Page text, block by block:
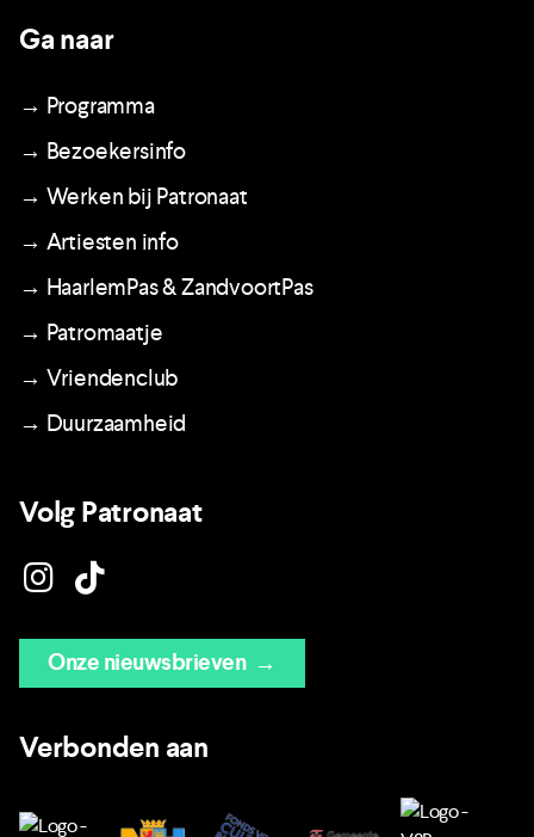
Ga naar
→ Programma
→ Bezoekersinfo
→ Werken bij Patronaat
→ Artiesten info
→ HaarlemPas & ZandvoortPas
→ Patromaatje
→ Vriendenclub
→ Duurzaamheid
Volg Patronaat
Onze nieuwsbrieven→
Verbonden aan